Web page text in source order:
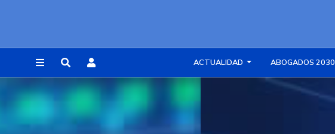
ACTUALIDAD ABOGADOS 2030